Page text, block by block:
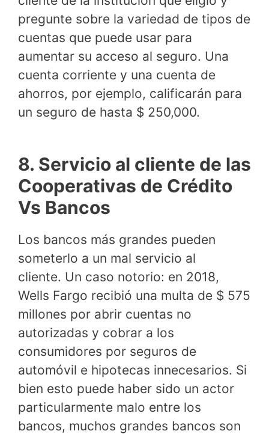
pregunte sobre la variedad de tipos de
cuentas que puede usar para
aumentar su acceso al seguro. Una
cuenta corriente y una cuenta de
ahorros, por ejemplo, calificarán para
un seguro de hasta $ 250,000.
8. Servicio al cliente de las
Cooperativas de Crédito
Vs Bancos
Los bancos más grandes pueden
someterlo a un mal servicio al
cliente. Un caso notorio: en 2018,
Wells Fargo recibió una multa de $ 575
millones por abrir cuentas no
autorizadas y cobrar a los
consumidores por seguros de
automóvil e hipotecas innecesarios. Si
bien esto puede haber sido un actor
particularmente malo entre los
bancos, muchos grandes bancos son